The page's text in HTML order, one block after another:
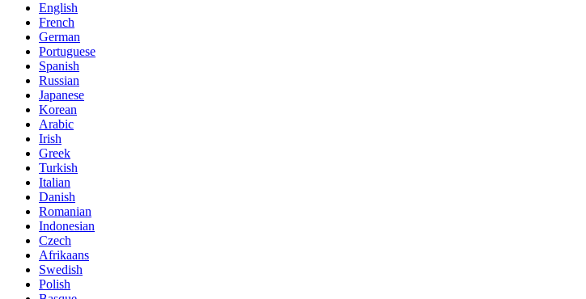
English
French
German
Portuguese
Spanish
Russian
Japanese
Korean
Arabic
Irish
Greek
Turkish
Italian
Danish
Romanian
Indonesian
Czech
Afrikaans
Swedish
Polish